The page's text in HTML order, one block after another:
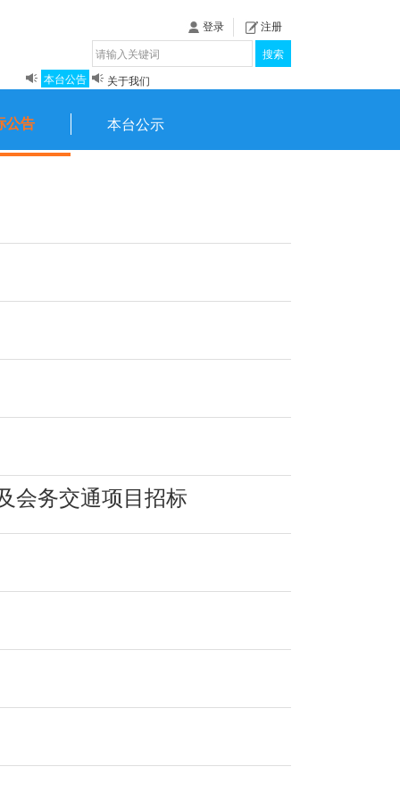
登录
注册
搜索
本台公告
揭秘《泉城》
关于我们
公告 本台公示
会务交通项目招标